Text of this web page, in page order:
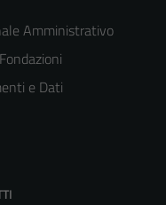
Amministrativo
e Dati